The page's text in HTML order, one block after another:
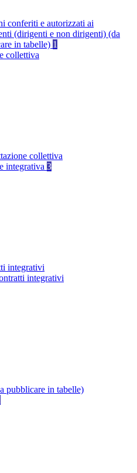
conferiti e autorizzati ai
(dirigenti e non dirigenti) (da
in tabelle) 1
collettiva
collettiva
integrativa 3
integrativi
integrativi
pubblicare in tabelle)